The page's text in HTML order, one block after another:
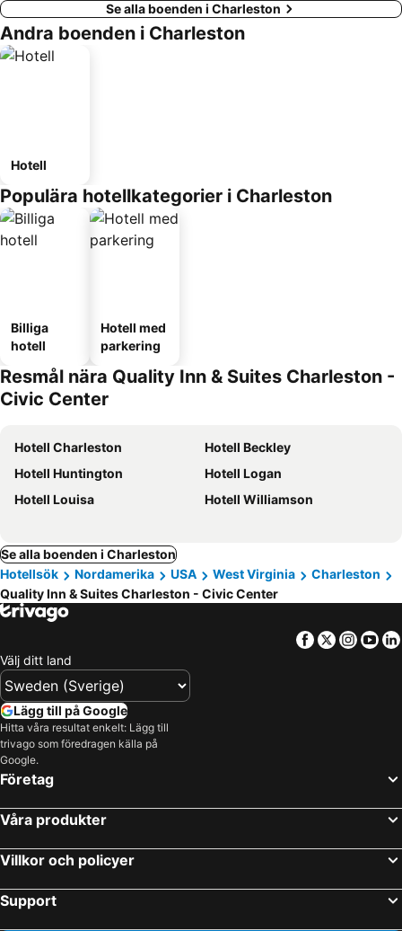
Se alla boenden i Charleston
Andra boenden i Charleston
Hotell
Populära hotellkategorier i Charleston
Billiga
hotell
Hotell med
parkering
Resmål nära Quality Inn & Suites Charleston -
Civic Center
Hotell Charleston
Hotell Beckley
Hotell Huntington
Hotell Logan
Hotell Louisa
Hotell Williamson
Se alla boenden i Charleston
Hotellsök
Nordamerika USA West Virginia
Charleston
Quality Inn & Suites Charleston - Civic Center
Facebook
Twitter
Välj ditt land
Lägg till på Google
Hitta våra resultat enkelt: Lägg till
trivago som föredragen källa på
Google.
Företag
Våra produkter
Villkor och policyer
Support